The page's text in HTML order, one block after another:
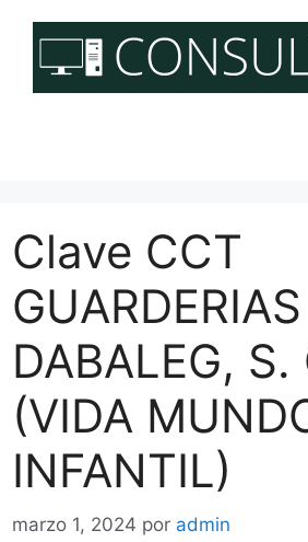
contenido
Clave CCT
GUARDERIAS
DABALEG, S.
(VIDA
INFANTIL)
marzo 1, 2024 por admin